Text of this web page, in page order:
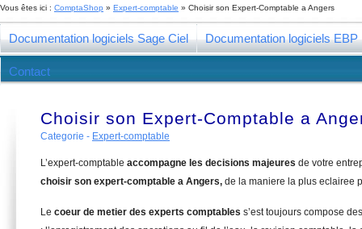
Vous êtes ici : ComptaShop » Expert-comptable » Choisir son Expert-Comptable a Angers
Documentation logiciels Sage Ciel Documentation logiciels EBP
Contact
Choisir son Expert-Comptable a
Categorie - Expert-comptable
L’expert-comptable accompagne les decisions majeures de votre
choisir son expert-comptable a Angers, de la maniere la plus eclairee
Le coeur de metier des experts comptables s’est toujours compose